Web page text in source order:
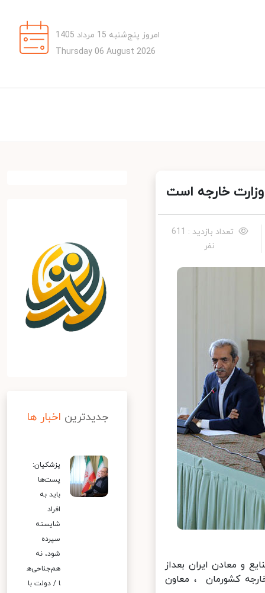
امروز پنج‌شنبه 15 مرداد 1405
Thursday 06 August 2026
خارجه است
تعداد بازدید : 611
نفر
و معادن ایران بعداز
خارجه کشورمان ، معاون
جدیدترین اخبار ها
پزشکیان:
پست‌ها
باید به
افراد
شایسته
سپرده
شود، نه
هم‌جناحی‌ه
ا / دولت با